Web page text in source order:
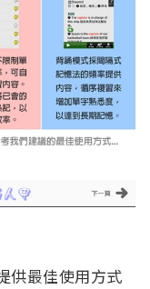
供最佳使用方式